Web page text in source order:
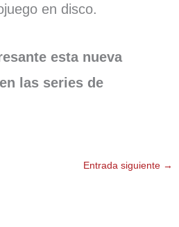
en disco.
esta nueva
las series de
Entrada siguiente →